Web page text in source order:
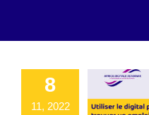
8
11, 2022